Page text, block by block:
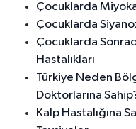
Çocuklarda
Çocuklarda
Çocuklarda
Hastalıkları
Türkiye Neden
Doktorlarına
Kalp Hastalığına